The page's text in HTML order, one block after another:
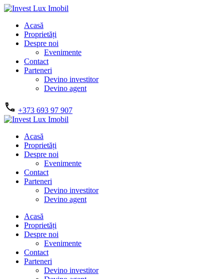
Acasă
Proprietăți
Despre noi
Evenimente
Contact
Parteneri
Devino investitor
Devino agent
+373 693 97 907
Acasă
Proprietăți
Despre noi
Evenimente
Contact
Parteneri
Devino investitor
Devino agent
Acasă
Proprietăți
Despre noi
Evenimente
Contact
Parteneri
Devino investitor